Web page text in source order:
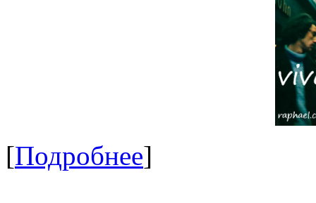
[Подробнее]